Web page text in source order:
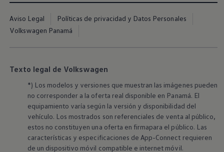
Aviso Legal
Políticas de privacidad y Datos Personales
Volkswagen Panamá
Texto legal de Volkswagen
*) Los modelos y versiones que muestran las imágenes pueden
no corresponder a la oferta real disponible en Panamá. El
equipamiento varía según la versión y disponibilidad del
vehículo. Los mostrados son referenciales de venta al público,
estos no constituyen una oferta en firmapara el público. Las
características y especificaciones de App-Connect requieren
de un dispositivo móvil compatible e internet móvil.